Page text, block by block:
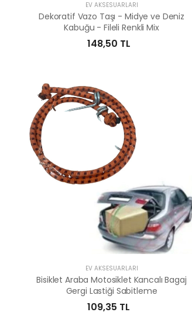
EV AKSESUARLARI
Dekoratif Vazo Taşı - Midye ve Deniz
Kabuğu - Fileli Renkli Mix
148,50 TL
EV AKSESUARLARI
Bisiklet Araba Motosiklet Kancalı Bagaj
Gergi Lastiği Sabitleme
109,35 TL